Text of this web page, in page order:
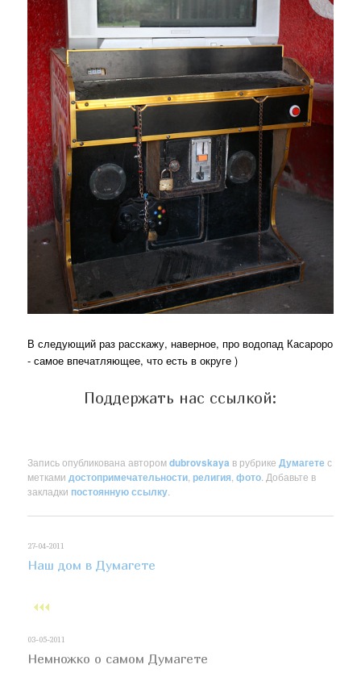
В следующий раз расскажу, наверное, про водопад Касароро
- самое впечатляющее, что есть в округе )
Поддержать нас ссылкой:
Запись опубликована авторомdubrovskaya в рубрикеДумагетес
метками достопримечательности религия ,фото . Добавьте в
закладки постоянную ссылку
27-04-2011
Наш дом в Думагете
03-05-2011
Немножко о самом Думагете